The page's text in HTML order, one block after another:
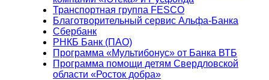
Транспортная группа FESCO
Благотворительный сервис Альфа-Банка
Сбербанк
РНКБ Банк (ПАО)
Программа «Мультибонус» от Банка ВТБ
Программа помощи детям Свердловской
области «Росток добра»